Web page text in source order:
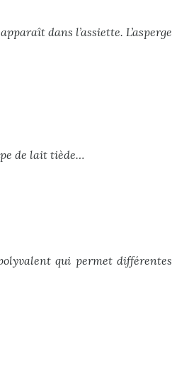
dans l’assiette. L’asperge
de lait tiède…
qui permet différentes